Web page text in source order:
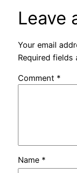
Leave
Your email
Required fields
Comment *
Name *